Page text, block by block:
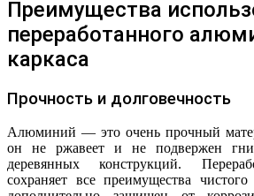
Преимущества
переработанного
каркаса
Прочность и долговечность
Алюминий — это очень прочный
он не ржавеет и не подвержен
деревянных конструкций.
сохраняет все преимущества